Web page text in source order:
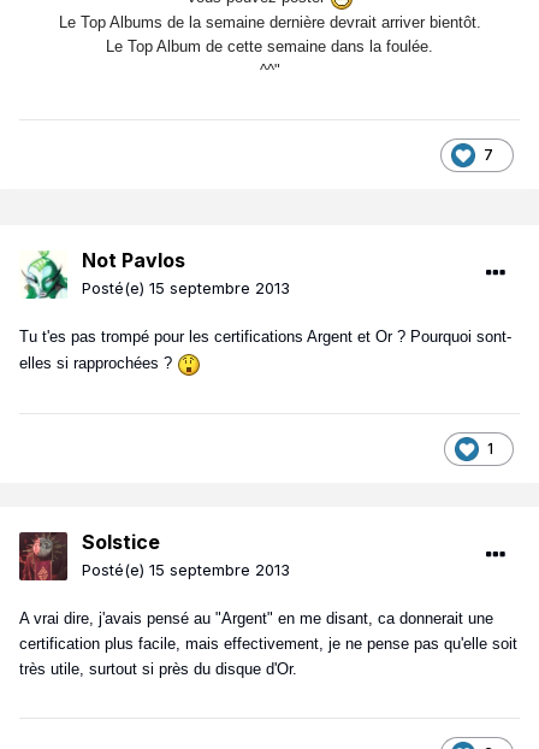
Le Top Albums de la semaine dernière devrait arriver bientôt.
Le Top Album de cette semaine dans la foulée.
^^"
7
Not Pavlos
Posté(e) 15 septembre 2013
Tu t'es pas trompé pour les certifications Argent et Or ? Pourquoi sont-
elles si rapprochées ?
1
Solstice
Posté(e) 15 septembre 2013
A vrai dire, j'avais pensé au "Argent" en me disant, ca donnerait une
certification plus facile, mais effectivement, je ne pense pas qu'elle soit
très utile, surtout si près du disque d'Or.